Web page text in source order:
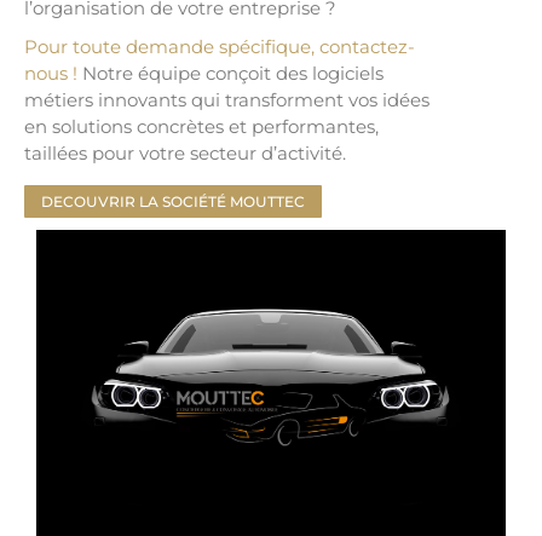
l’organisation de votre entreprise ?
Pour toute demande spécifique, contactez-
nous ! Notre équipe conçoit des logiciels
métiers innovants qui transforment vos idées
en solutions concrètes et performantes,
taillées pour votre secteur d’activité.
DECOUVRIR LA SOCIÉTÉ MOUTTEC